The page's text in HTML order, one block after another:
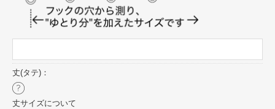
丈(タテ)：
丈サイズについて